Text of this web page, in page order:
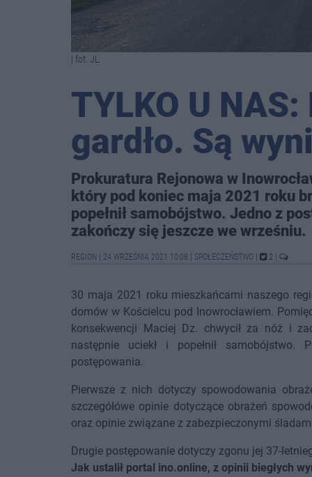
| fot. JL
TYLKO U
gardło. Są
Prokuratura Rejonowa w
który pod koniec maja 2021 roku
popełnił samobójstwo. Jedno z
zakończy się jeszcze we wrześniu.
REGION 24 WRZEŚNIA 2021 10:08 SPOŁECZEŃSTWO 2
30 maja 2021 roku mieszkańcami naszego
domów w Kościelcu pod Inowrocławiem.
konsekwencji Maciej Dz. chwycił za nóż i
następnie uciekł i popełnił
postępowania.
Pierwsze z nich dotyczy spowodowania
szczegółówe opinie dotyczące obrażeń
oraz opinie związane z zabezpieczonymi
Drugie postępowanie dotyczy zgonu jej 37-
Jak ustalił portal ino.online, z opinii biegłych